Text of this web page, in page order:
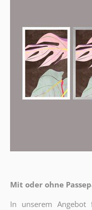
Mit oder ohne
In unserem